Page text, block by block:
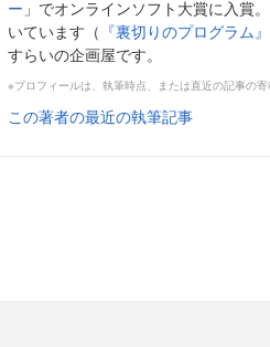
ー 」でオンラインソフト大賞に入賞
いています（ 『裏切りのプログラム
すらいの企画屋です。
※プロフィールは、執筆時点、または直近の記事の
この著者の最近の執筆記事